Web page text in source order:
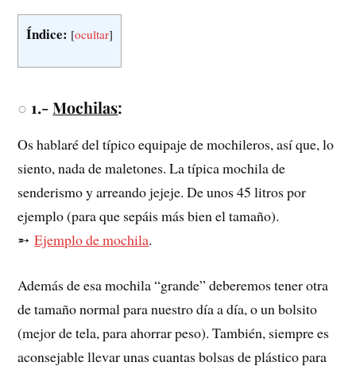
Índice: [ocultar]
○ 1.-Mochilas:
Os hablaré del típico equipaje de mochileros, así que, lo
siento, nada de maletones. La típica mochila de
senderismo y arreando jejeje. De unos 45 litros por
ejemplo (para que sepáis más bien el tamaño).
➵Ejemplo de mochila.
Además de esa mochila “grande” deberemos tener otra
de tamaño normal para nuestro día a día, o un bolsito
(mejor de tela, para ahorrar peso). También, siempre es
aconsejable llevar unas cuantas bolsas de plástico para